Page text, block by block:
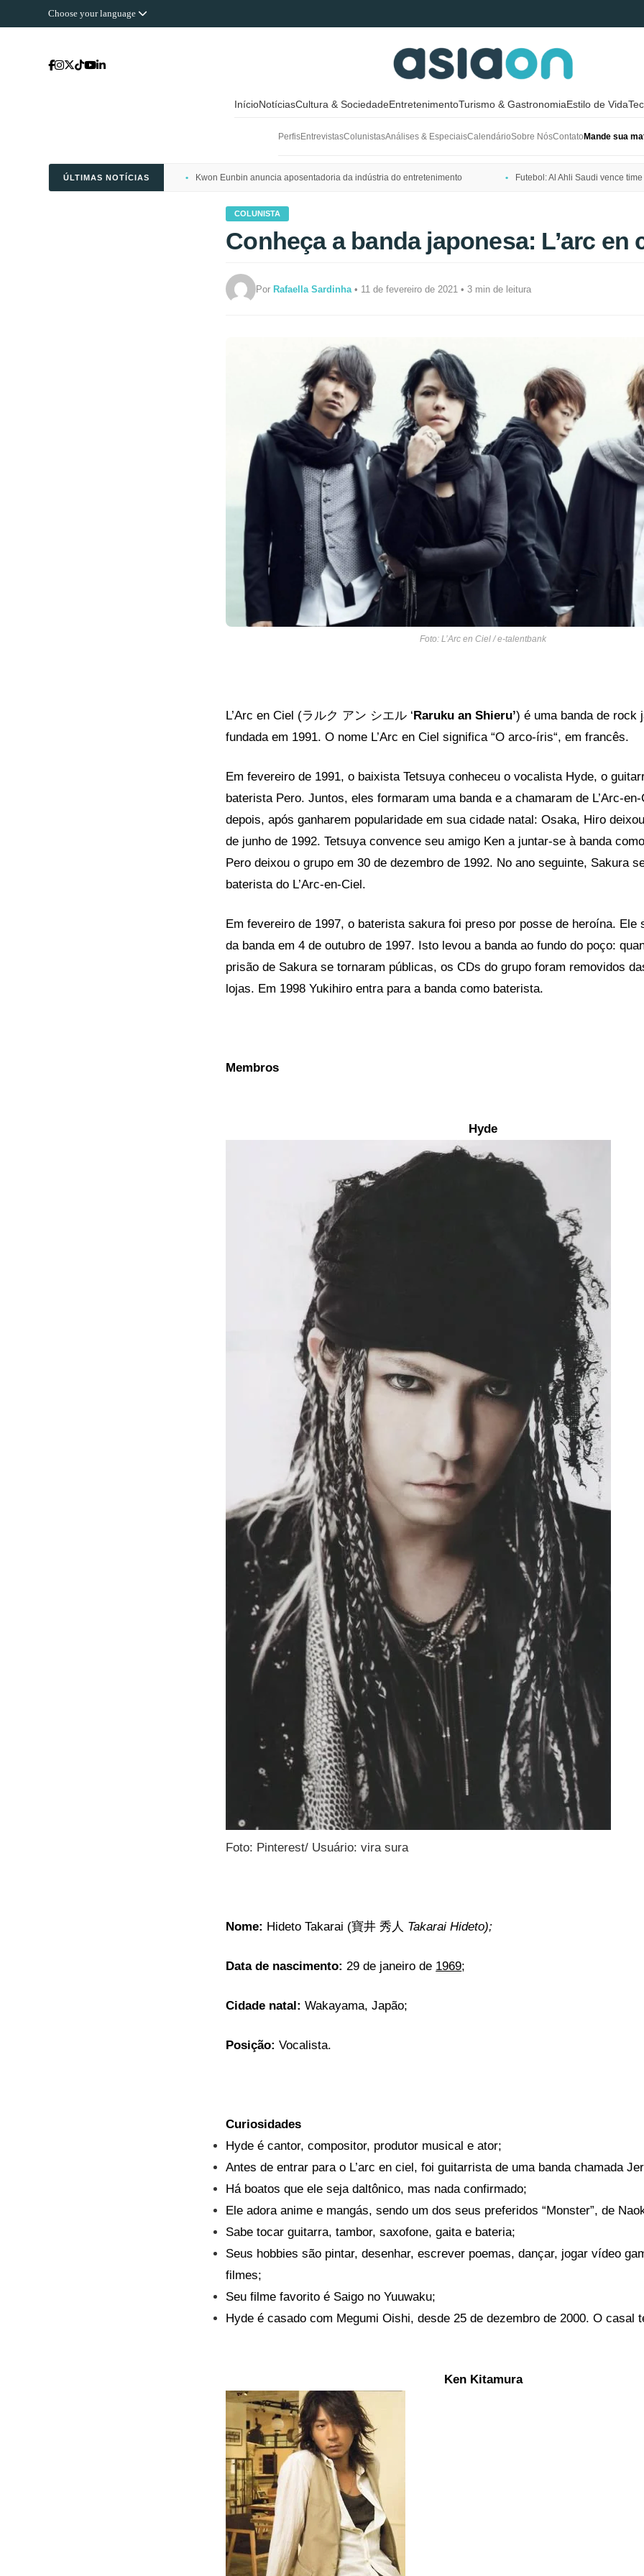
Choose your language
InícioNotíciasCultura & SociedadeEntretenimentoTurismo & GastronomiaEstilo de Vida
PerfisEntrevistasColunistasAnálises & EspeciaisCalendárioSobre NósContato Mande sua
ÚLTIMAS NOTÍCIAS Kwon Eunbin anuncia aposentadoria da indústria do entretenimento Futebol: Al Ahli Saudi vence
COLUNISTA
Conheça a banda japonesa: L’arc en
PorRafaella Sardinha • 11 de fevereiro de 2021 • 3 min de leitura
Foto: L’Arc en Ciel / e-talentbank
L’Arc en Ciel (ラルク アン シエル ‘ Raruku an Shieru’) é uma banda de rock
fundada em 1991.O nome L’Arc en Ciel significa “Oarco-íris“, em francês.
Em fevereiro de 1991, o baixista Tetsuyaconheceu o vocalista Hyde, o
baterista Pero. Juntos, eles formaram uma banda e a chamaram de L’Arc-
depois, após ganharem popularidade em sua cidade natal: Osaka, Hiro
de junho de 1992. Tetsuya convence seu amigo Ken a juntar-se à banda
Pero deixou o grupo em 30 de dezembro de 1992. No ano seguinte, Sakura
baterista do L’Arc-en-Ciel.
Em fevereiro de 1997, o baterista sakura foi preso por posse de heroína. Ele
da banda em 4 de outubro de 1997. Isto levou a banda ao fundo do poço:
prisão de Sakura se tornaram públicas, os CDs do grupo foram removidos
lojas. Em 1998 Yukihiro entra para a banda como baterista.
Membros
Hyde
Foto: Pinterest/ Usuário: vira sura
Nome: Hideto Takarai (寶井 秀人 Takarai Hideto);
Data de nascimento:29 de janeiro de 1969;
Cidade natal:Wakayama, Japão;
Posição:Vocalista.
Curiosidades
Hyde é cantor, compositor, produtor musical e ator;
Antes de entrar para o L’arc en ciel, foi guitarrista de uma banda chamada
Há boatos que ele seja daltônico, mas nada confirmado;
Ele adora anime e mangás, sendo um dos seus preferidos “Monster”, de
Sabe tocar guitarra, tambor, saxofone, gaita e bateria;
Seus hobbies são pintar, desenhar, escrever poemas, dançar, jogar vídeo
filmes;
Seu filme favorito é Saigo no Yuuwaku;
Hyde é casado com Megumi Oishi, desde 25 de dezembro de 2000. O casal
Ken Kitamura